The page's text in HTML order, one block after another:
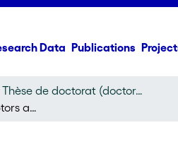
Data Publications
Thèse de doctorat (doctoral thesis)
Quantitative descriptors and their perspectives for food web ecology